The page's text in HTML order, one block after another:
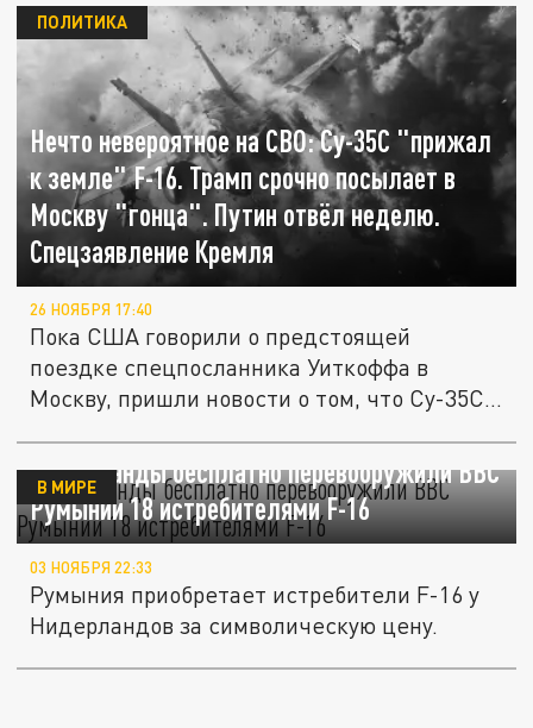
Нечто невероятное на СВО: Су-35С "прижал
к земле" F-16. Трамп срочно посылает в
Москву "гонца". Путин отвёл неделю.
Спецзаявление Кремля
ПОЛИТИКА
26 НОЯБРЯ 17:40
Пока США говорили о предстоящей
поездке спецпосланника Уиткоффа в
Москву, пришли новости о том, что Су-35С
Нидерланды бесплатно перевооружили ВВС
Румынии 18 истребителями F-16
В МИРЕ
03 НОЯБРЯ 22:33
Румыния приобретает истребители F-16 у
Нидерландов за символическую цену.